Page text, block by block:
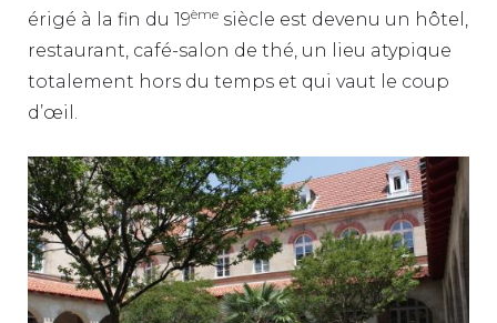
érigé à la fin du 19ème siècle est devenu un hôtel,
restaurant, café-salon de thé, un lieu atypique
totalement hors du temps et qui vaut le coup
d’œil.